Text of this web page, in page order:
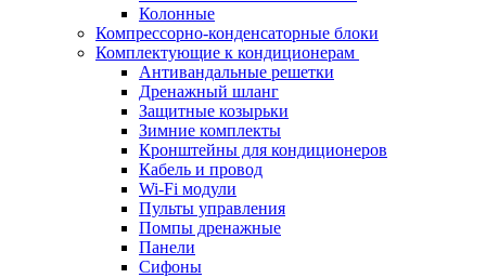
Колонные
Компрессорно-конденсаторные блоки
Комплектующие к кондиционерам
Антивандальные решетки
Дренажный шланг
Защитные козырьки
Зимние комплекты
Кронштейны для кондиционеров
Кабель и провод
Wi-Fi модули
Пульты управления
Помпы дренажные
Панели
Сифоны